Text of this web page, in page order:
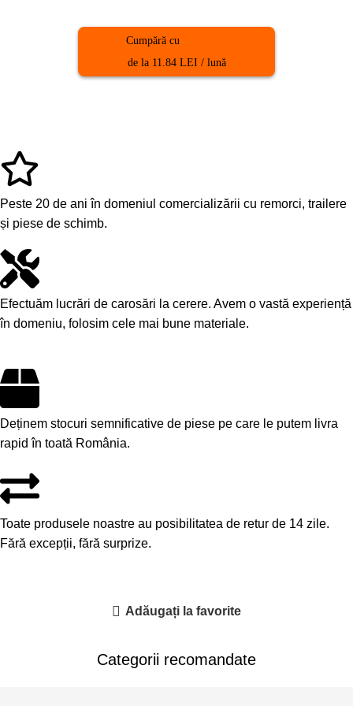
Cumpără cu
de la 11.84 LEI / lună
Peste 20 de ani în domeniul comercializării cu remorci, trailere
și piese de schimb.
Efectuăm lucrări de carosări la cerere. Avem o vastă experiență
în domeniu, folosim cele mai bune materiale.
Deținem stocuri semnificative de piese pe care le putem livra
rapid în toată România.
Toate produsele noastre au posibilitatea de retur de 14 zile.
Fără excepții, fără surprize.
Adăugați la favorite
Categorii recomandate